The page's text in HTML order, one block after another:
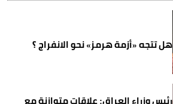
هل تتجه «أزمة هرمز» نحو الانفراج ؟